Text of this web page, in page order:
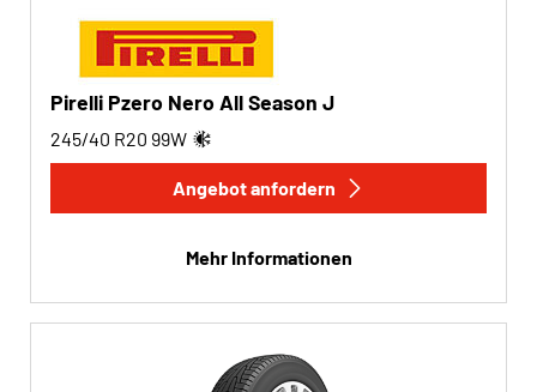
Pirelli Pzero Nero All Season J
245/40 R20 99W
Angebot anfordern
Mehr Informationen